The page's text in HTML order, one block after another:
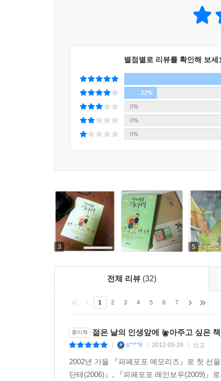
한결같은 마음으로 독자들의 곁을 지켜왔다.
지난 10년 동안 그러했듯이 『파페포포 기다려』
모든 평범한 사람들에게 희망이 있다고 서로를 다
별점별로 리뷰를 확인해 보세
22%
0%
0%
0%
3 5
전체 리뷰 (32)
1 2 3 4 5 6 7
종이책 젊은 날의 인생앞에 놓아주고 싶은 책
s****8 2012-05-26 신고
2002년 가을 『파페포포 메모리즈』로 첫 선
단테(2006)』, 『파페포포 레인보우(2009)』